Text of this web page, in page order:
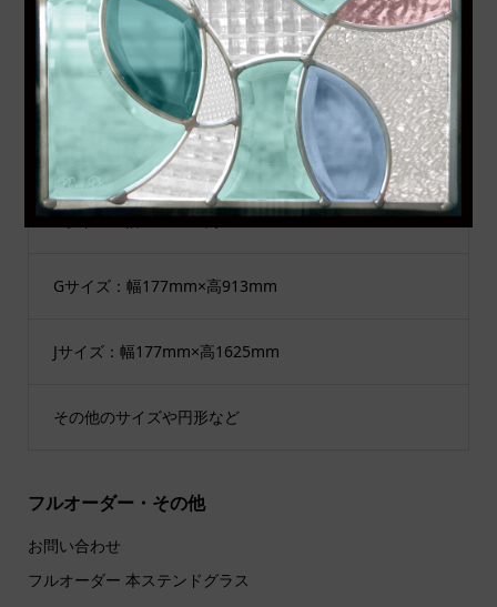
Bサイズ：幅480mm×高1625mm
Cサイズ：幅289mm×高927mm
Dサイズ：幅200mm×高200mm
Eサイズ：幅300mm×高300mm
Gサイズ：幅177mm×高913mm
Jサイズ：幅177mm×高1625mm
その他のサイズや円形など
フルオーダー・その他
お問い合わせ
フルオーダー 本ステンドグラス